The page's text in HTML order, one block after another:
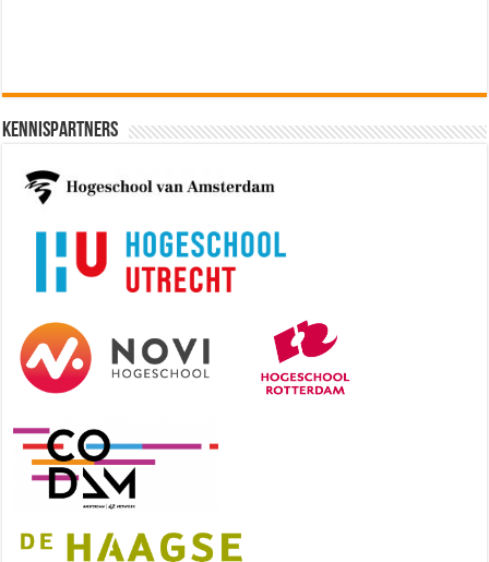
Kennispartners